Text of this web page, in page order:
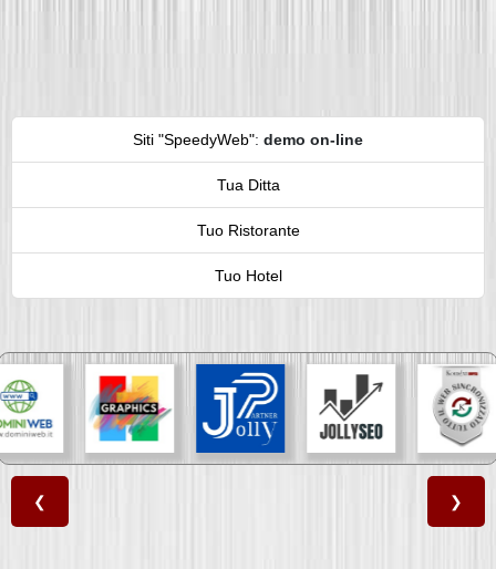
Siti "SpeedyWeb": demo on-line
Tua Ditta
Tuo Ristorante
Tuo Hotel
❮ ❯